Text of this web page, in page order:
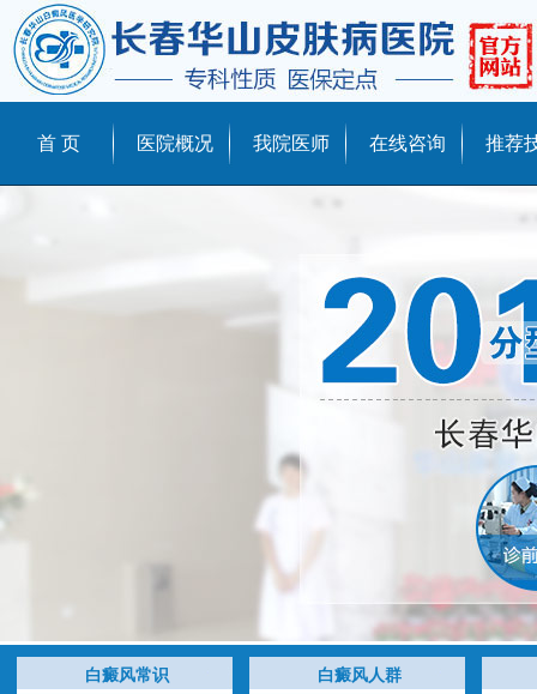
首 页 医院概况 我院医师 在线咨询 推荐
白癜风常识 白癜风人群